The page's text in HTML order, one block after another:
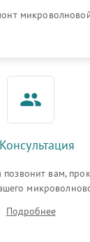
2000 ₽
вам,
Подробнее